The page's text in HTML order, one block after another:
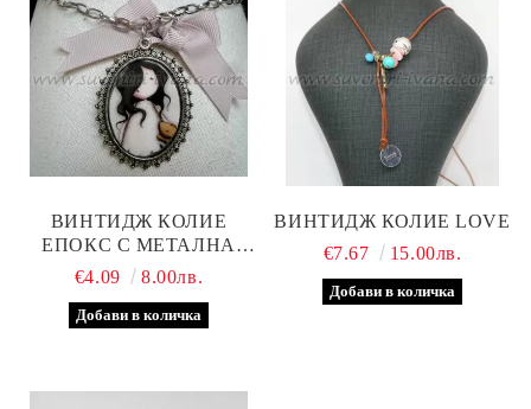
ВИНТИДЖ КОЛИЕ
ЕПОКС С МЕТАЛНА
ОСНОВА
€4.09 8.00лв.
ВИНТИДЖ КОЛИЕ LOVE
€7.67
15.00лв.